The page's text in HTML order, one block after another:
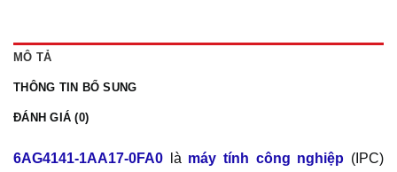
MÔ TẢ
THÔNG TIN BỔ SUNG
ĐÁNH GIÁ (0)
6AG4141-1AA17-0FA0 là máy tính công nghiệp (IPC)